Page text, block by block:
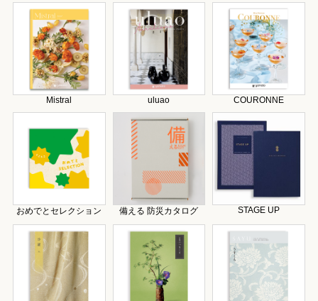
Mistral uluao COURONNE
おめでとセレクション 備える 防災カタログ STAGE UP